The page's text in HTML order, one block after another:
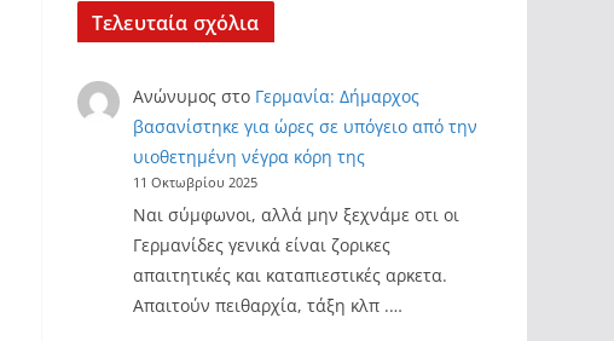
Τελευταία σχόλια
Ανώνυμοςστο Γερμανία: Δήμαρχος
βασανίστηκε για ώρες σε υπόγειο από την
υιοθετημένη νέγρα κόρη της
11 Οκτωβρίου 2025
Ναι σύμφωνοι, αλλά μην ξεχνάμε οτι οι
Γερμανίδες γενικά είναι ζορικες
απαιτητικές και καταπιεστικές αρκετα.
Απαιτούν πειθαρχία, τάξη κλπ .…